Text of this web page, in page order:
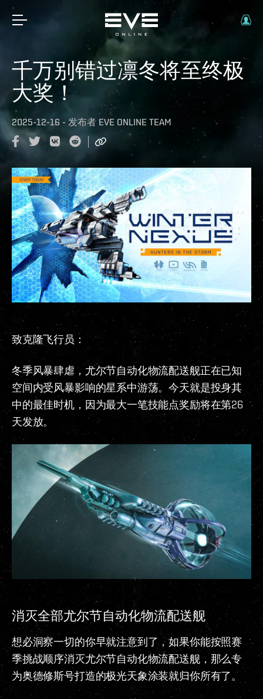
千万别错过凛冬将至终极
大奖！
2025-12-16 - 发布者 EVE ONLINE TEAM
致克隆飞行员：
冬季风暴肆虐，尤尔节自动化物流配送舰正在已知
空间内受风暴影响的星系中游荡。今天就是投身其
中的最佳时机，因为最大一笔技能点奖励将在第26
天发放。
消灭全部尤尔节自动化物流配送舰
想必洞察一切的你早就注意到了，如果你能按照赛
季挑战顺序消灭尤尔节自动化物流配送舰，那么专
为奥德修斯号打造的极光天象涂装就归你所有了。